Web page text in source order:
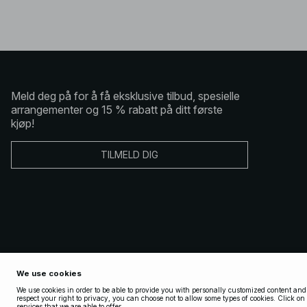
Meld deg på for å få eksklusive tilbud, spesielle
arrangementer og 15 % rabatt på ditt første
kjøp!
TILMELD DIG